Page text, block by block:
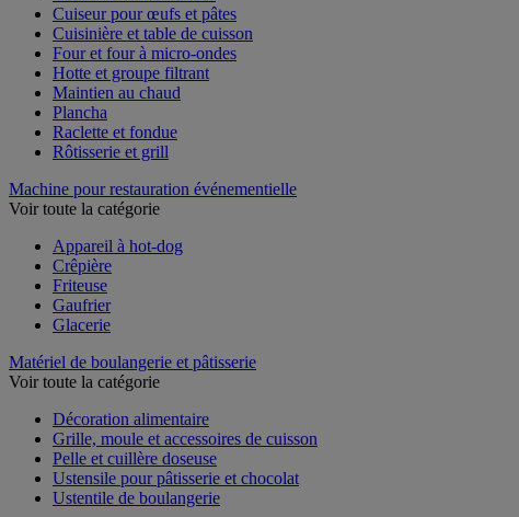
Barbecue et accessoires
Cuiseur pour œufs et pâtes
Cuisinière et table de cuisson
Four et four à micro-ondes
Hotte et groupe filtrant
Maintien au chaud
Plancha
Raclette et fondue
Machine pour restauration événementielle
Appareil à hot-dog
Crêpière
Friteuse
Gaufrier
Matériel de boulangerie et pâtisserie
Décoration alimentaire
Grille, moule et accessoires de cuisson
Pelle et cuillère doseuse
Ustensile pour pâtisserie et chocolat